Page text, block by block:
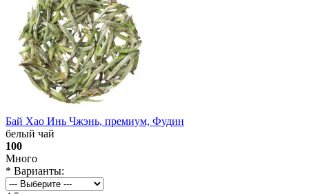
Бай Хао Инь Чжэнь, премиум, Фудин
белый чай
100
Много
* Варианты: